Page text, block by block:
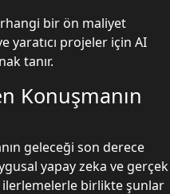
bir ön maliyet
yaratıcı projeler için AI
tanır.
Konuşmanın
geleceği son derece
yapay zeka ve gerçek
birlikte şunlar